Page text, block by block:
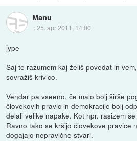
Manu
::25. apr 2011, 14:00
jype
Saj te razumem kaj želiš povedat in
sovražiš krivico.
Vendar pa vseeno, če malo bolj širše
človekovih pravic in demokracije bolj
delali velike napake. Kot npr. rasizem
Ravno tako se kršijo človekove pravice
dogajajo nepravične stvari.